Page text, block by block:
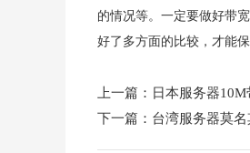
的情况等。一定要做好带
好了多方面的比较，才能
上一篇： 日本服务器10M
下一篇： 台湾服务器莫